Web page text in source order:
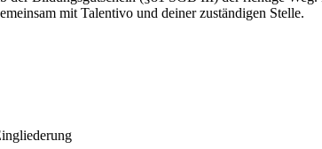
mit Talentivo und deiner zuständigen Stelle.